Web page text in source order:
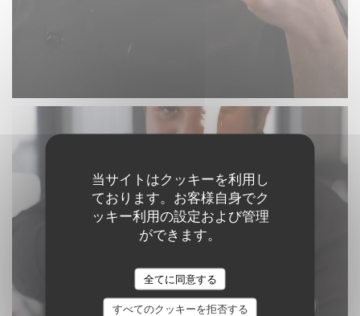
当サイトはクッキーを利用し
ております。お客様自身でク
ッキー利用の設定および管理
ができます。
全てに同意する
すべてのクッキーを拒否する